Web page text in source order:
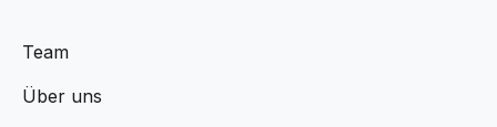
Team
Über uns